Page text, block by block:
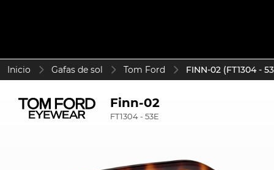
Inicio Gafas de sol Tom Ford FINN-02 (FT1304 -
Finn-02
FT1304 - 53E